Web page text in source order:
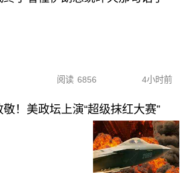
阅读 6856 4小时前
！美政坛上演“超级抹红大赛”